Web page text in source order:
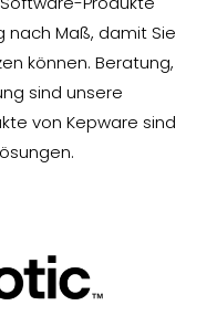
nach Maß, damit Sie
können. Beratung,
sind unsere
von Kepware sind